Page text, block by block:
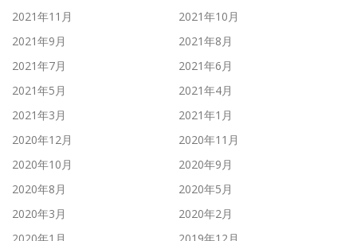
2021年11月
2021年10月
2021年9月
2021年8月
2021年7月
2021年6月
2021年5月
2021年4月
2021年3月
2021年1月
2020年12月
2020年11月
2020年10月
2020年9月
2020年8月
2020年5月
2020年3月
2020年2月